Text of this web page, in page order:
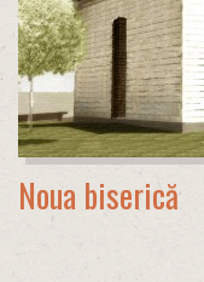
Noua biserică